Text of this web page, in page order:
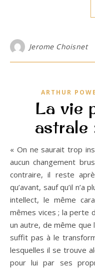
Jerome Choisnet
ARTHUR
La vie
astrale
« On ne saurait trop
aucun changement
contraire, il reste
qu’avant, sauf qu’il n’a
intellect, le même
mêmes vices ; la perte
un autre, de même
suffit pas à le
lesquelles il se trouve
pour lui par ses